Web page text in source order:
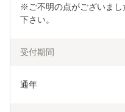
※ご不明の点がございまし
下さい。
受付期間
通年